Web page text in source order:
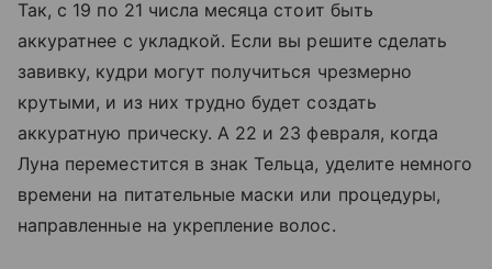
Так, с 19 по 21 числа месяца стоит быть
аккуратнее с укладкой. Если вы решите сделать
завивку, кудри могут получиться чрезмерно
крутыми, и из них трудно будет создать
аккуратную прическу. А 22 и 23 февраля, когда
Луна переместится в знак Тельца, уделите немного
времени на питательные маски или процедуры,
направленные на укрепление волос.